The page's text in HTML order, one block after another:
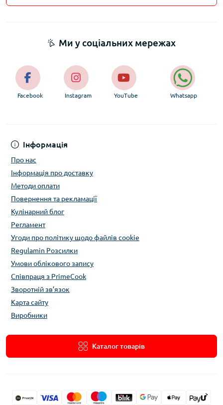
Інформація
Про нас
Інформація про доставку
Методи оплати
Повернення та рекламації
Кулінарний блог
Регламент
Угоди про політику щодо файлів cookie
Regulamin Розсилки
Умови облікового запису
Співпраця з PrimeCook
Зворотній зв’язок
Карта сайту
Виробники
Каталог товарів
Ми у соціальних мережах
Facebook Instagram YouTube Whatsapp